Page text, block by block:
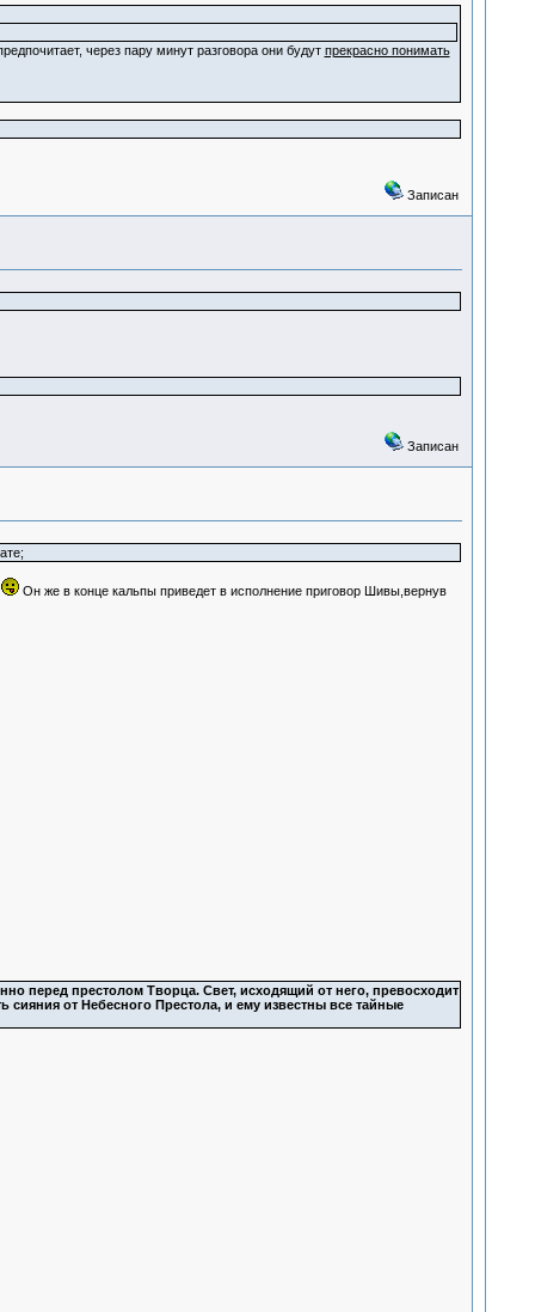
через пару минут разговора они будут прекрасно понимать
Записан
Записан
Он же в конце кальпы приведет в исполнение приговор Шивы,вернув
перед престолом Творца. Свет, исходящий от него, превосходит
сияния от Небесного Престола, и ему известны все тайные